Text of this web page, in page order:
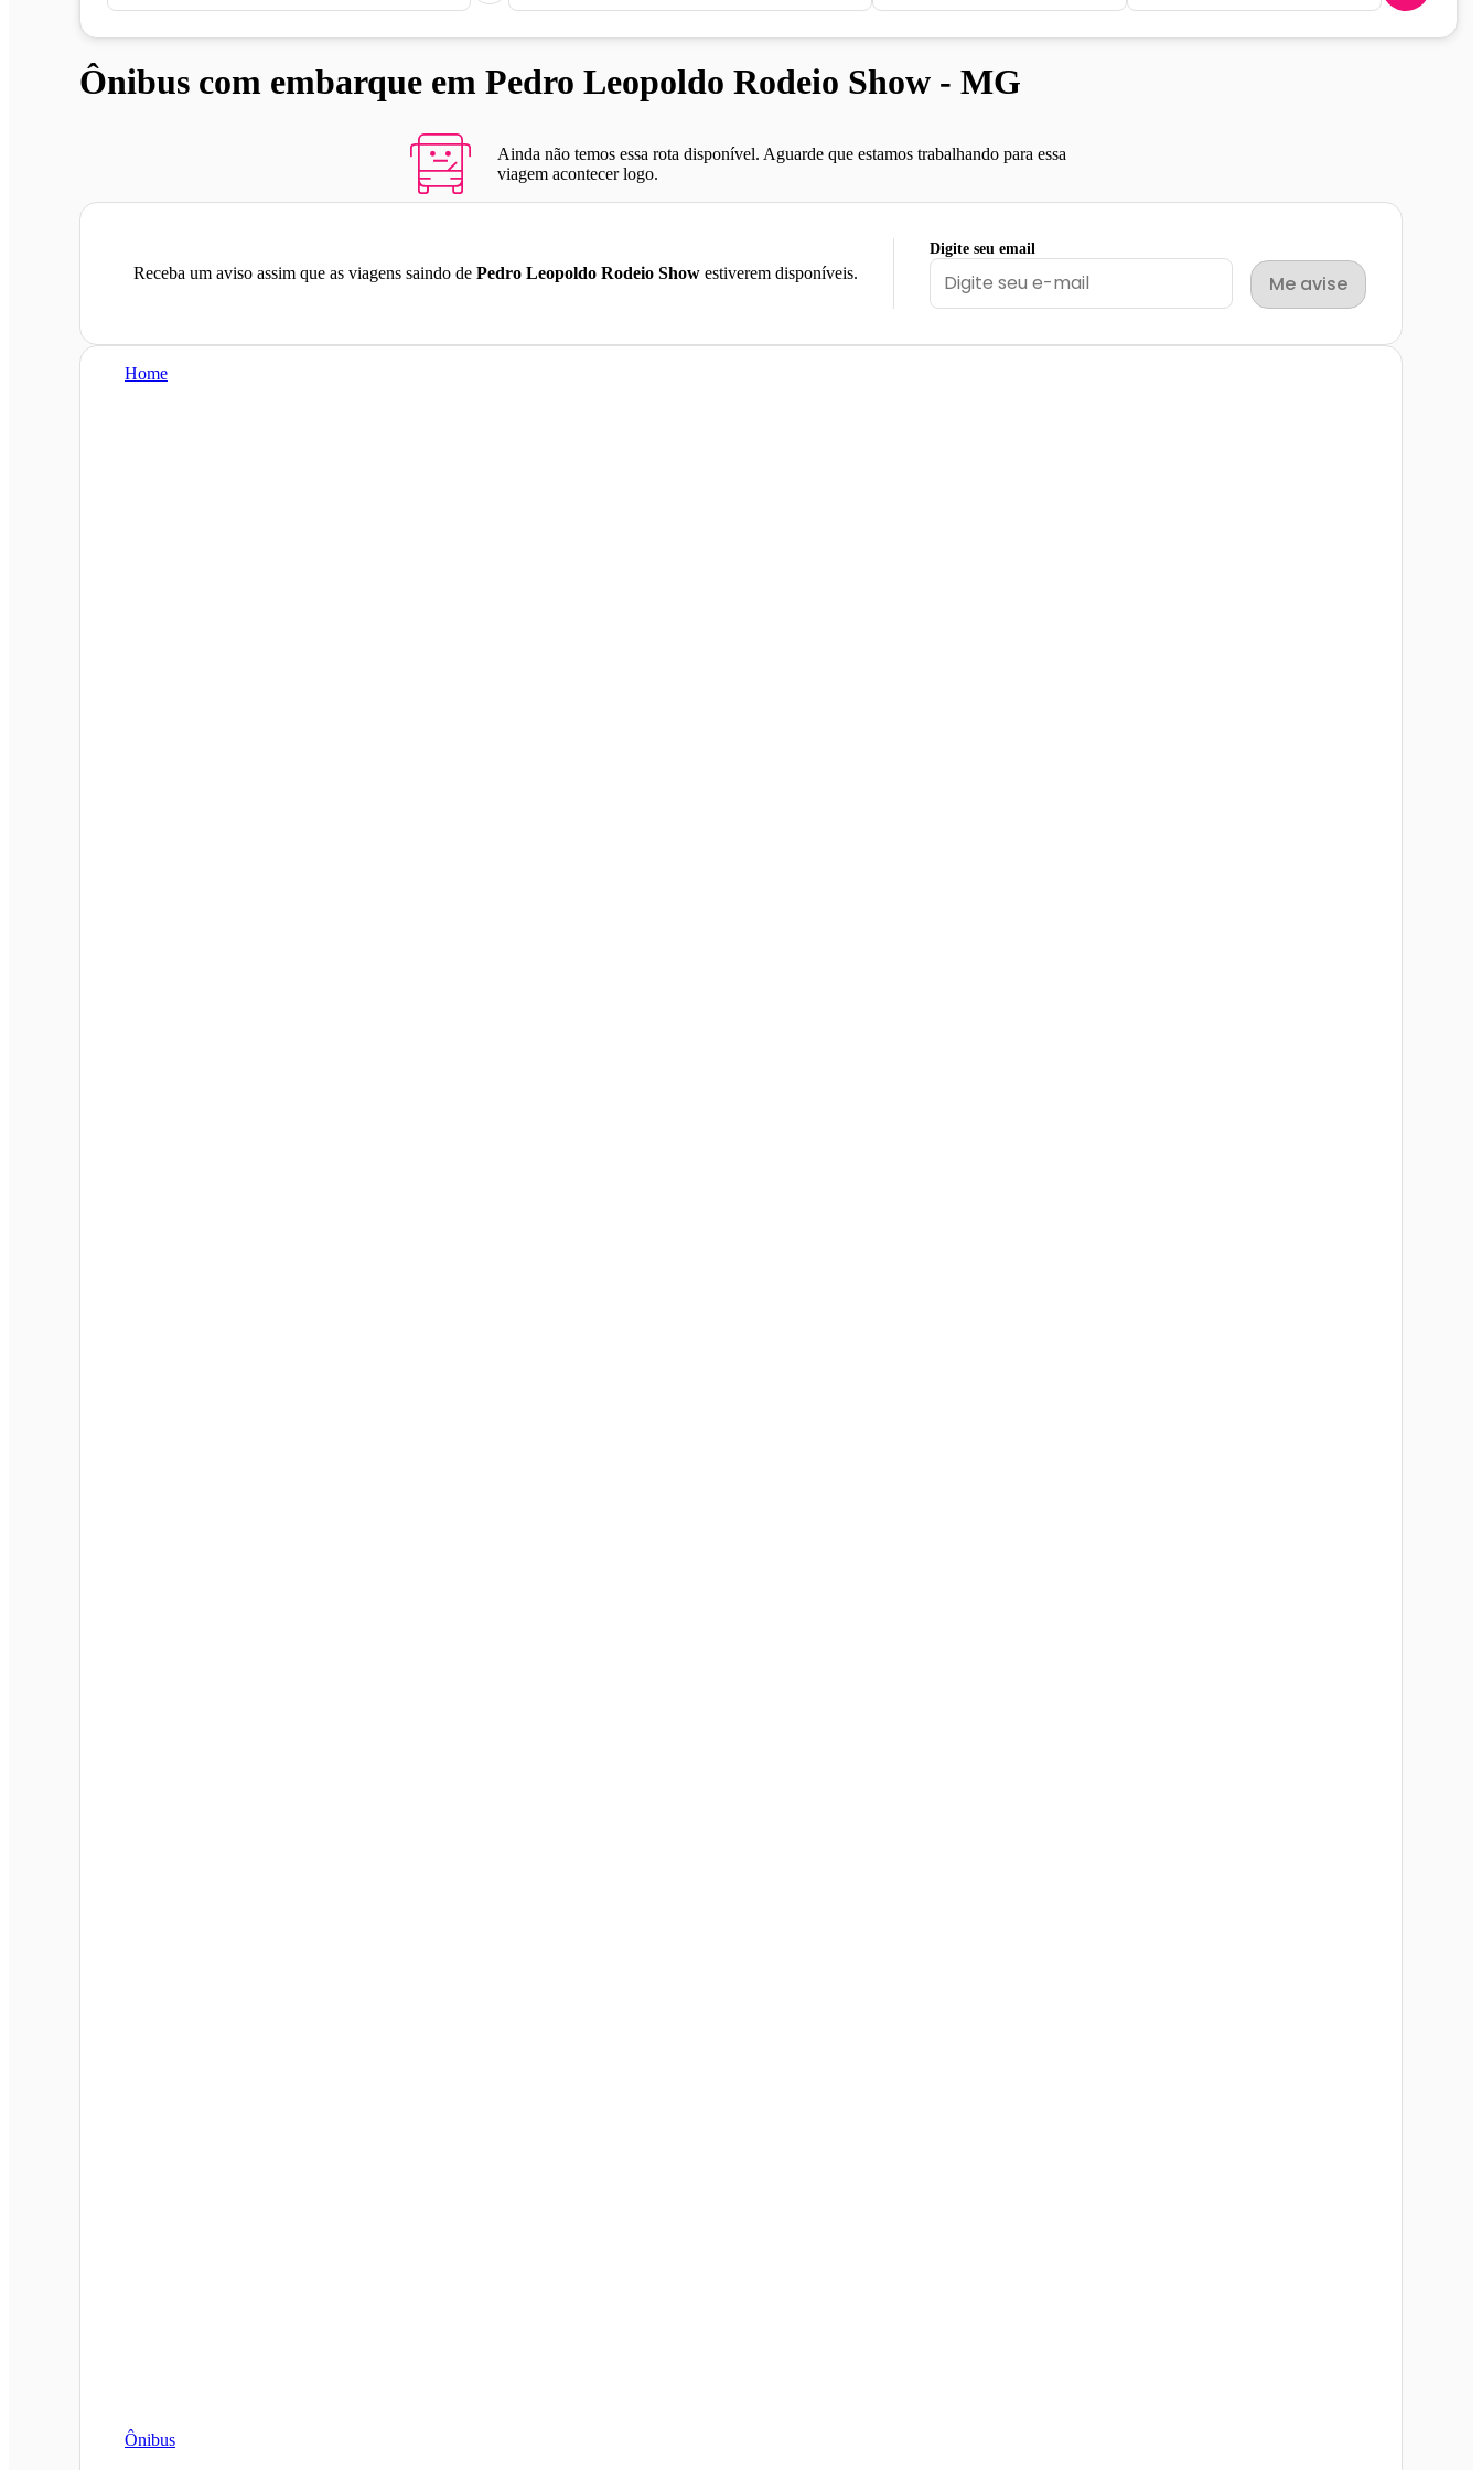
Ônibus com embarque em Pedro Leopoldo Rodeio Show - MG
Ainda não temos essa rota disponível. Aguarde que estamos trabalhando para essa
viagem acontecer logo.
Receba um aviso assim que as viagens saindo de Pedro Leopoldo Rodeio Show estiverem disponíveis.
Digite seu email
Me avise
Home
Ônibus